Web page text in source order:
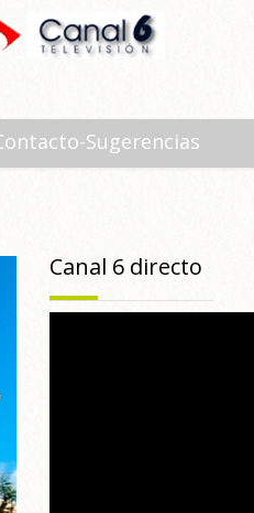
Sugerencias
Canal 6 directo